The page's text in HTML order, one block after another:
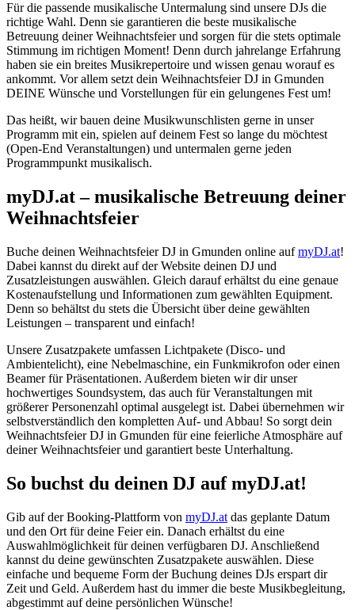
Für die passende musikalische Untermalung sind unsere DJs die
richtige Wahl. Denn sie garantieren die beste musikalische
Betreuung deiner Weihnachtsfeier und sorgen für die stets optimale
Stimmung im richtigen Moment! Denn durch jahrelange Erfahrung
haben sie ein breites Musikrepertoire und wissen genau worauf es
ankommt. Vor allem setzt dein Weihnachtsfeier DJ in Gmunden
DEINE Wünsche und Vorstellungen für ein gelungenes Fest um!
Das heißt, wir bauen deine Musikwunschlisten gerne in unser
Programm mit ein, spielen auf deinem Fest so lange du möchtest
(Open-End Veranstaltungen) und untermalen gerne jeden
Programmpunkt musikalisch.
myDJ.at – musikalische Betreuung deiner
Weihnachtsfeier
Buche deinen Weihnachtsfeier DJ in Gmunden online aufmyDJ.at!
Dabei kannst du direkt auf der Website deinen DJ und
Zusatzleistungen auswählen. Gleich darauf erhältst du eine genaue
Kostenaufstellung und Informationen zum gewählten Equipment.
Denn so behältst du stets die Übersicht über deine gewählten
Leistungen – transparent und einfach!
Unsere Zusatzpakete umfassen Lichtpakete (Disco- und
Ambientelicht), eine Nebelmaschine, ein Funkmikrofon oder einen
Beamer für Präsentationen. Außerdem bieten wir dir unser
hochwertiges Soundsystem, das auch für Veranstaltungen mit
größerer Personenzahl optimal ausgelegt ist. Dabei übernehmen wir
selbstverständlich den kompletten Auf- und Abbau! So sorgt dein
Weihnachtsfeier DJ in Gmunden für eine feierliche Atmosphäre auf
deiner Weihnachtsfeier und garantiert beste Unterhaltung.
So buchst du deinen DJ auf myDJ.at!
Gib auf der Booking-Plattform von myDJ.at das geplante Datum
und den Ort für deine Feier ein. Danach erhältst du eine
Auswahlmöglichkeit für deinen verfügbaren DJ. Anschließend
kannst du deine gewünschten Zusatzpakete auswählen. Diese
einfache und bequeme Form der Buchung deines DJs erspart dir
Zeit und Geld. Außerdem hast du immer die beste Musikbegleitung,
abgestimmt auf deine persönlichen Wünsche!